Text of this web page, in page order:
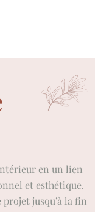
en un lien
et esthétique.
jusqu’à la fin